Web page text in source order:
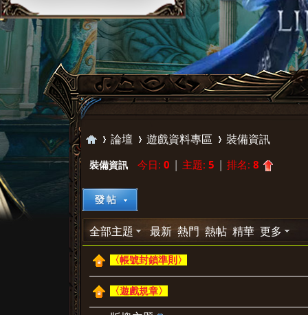
璀»
論壇 遊戲資料專區 裝備資訊
裝備資訊 今日: 0 | 主題: 5 | 排名: 8
全部主題 最新 熱門 熱帖 精華 更多
〈帳號封鎖準則〉
〈遊戲規章〉